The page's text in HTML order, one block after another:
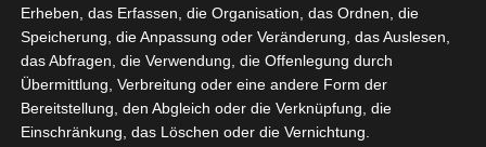
Die nationale Schiedsrichterleitung hat am
Donnerstag die Schiedsrichter für die erste Phase
des zehnten Spieltags der Ligue 1 bekannt gegeben.
Samstag, 18. Oktober:
Erheben, das Erfassen, die Organisation, das Ordnen, die
Speicherung, die Anpassung oder Veränderung, das Auslesen,
das Abfragen, die Verwendung, die Offenlegung durch
Übermittlung, Verbreitung oder eine andere Form der
Bereitstellung, den Abgleich oder die Verknüpfung, die
Einschränkung, das Löschen oder die Vernichtung.